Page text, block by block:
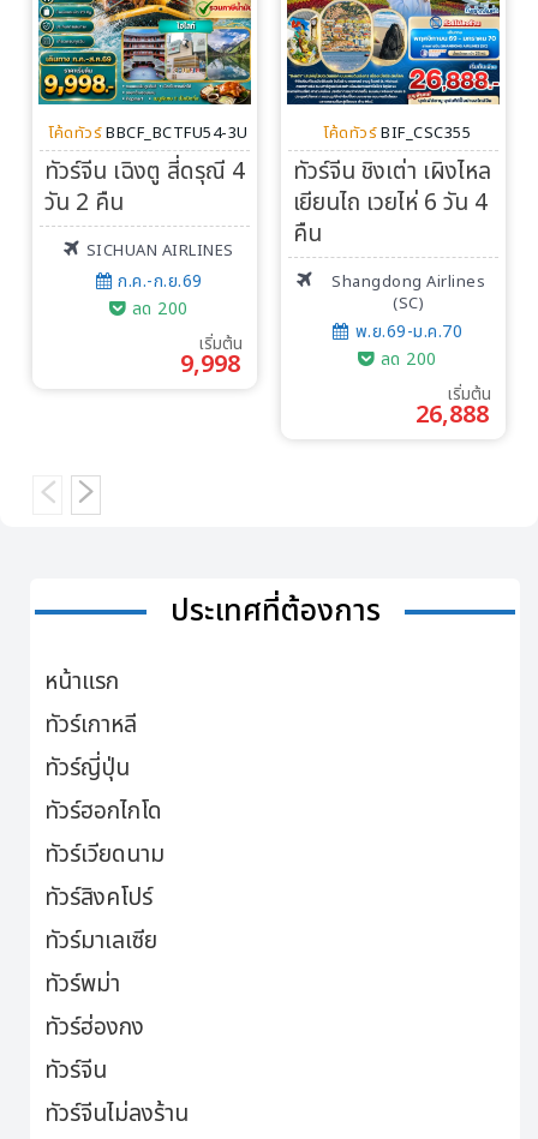
โค้ดทัวร์ BBCF_BCTFU54-3U
ทัวร์จีน เฉิงตู สี่ดรุณี 4
วัน 2 คืน
SICHUAN AIRLINES
ก.ค.-ก.ย.69
ลด 200
เริ่มต้น
9,998
โค้ดทัวร์ BIF_CSC355
ทัวร์จีน ชิงเต่า เผิงไหล
เยียนไถ เวยไห่ 6 วัน 4
คืน
Shangdong Airlines
(SC)
พ.ย.69-ม.ค.70
ลด 200
เริ่มต้น
26,888
ประเทศที่ต้องการ
หน้าแรก
ทัวร์เกาหลี
ทัวร์ญี่ปุ่น
ทัวร์ฮอกไกโด
ทัวร์เวียดนาม
ทัวร์สิงคโปร์
ทัวร์มาเลเซีย
ทัวร์พม่า
ทัวร์ฮ่องกง
ทัวร์จีน
ทัวร์จีนไม่ลงร้าน